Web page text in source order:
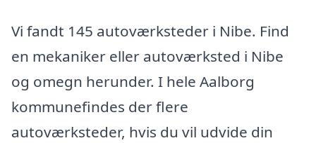
Vi fandt 145 autoværksteder i Nibe. Find
en mekaniker eller autoværksted i Nibe
og omegn herunder. I hele Aalborg
kommunefindes der flere
autoværksteder, hvis du vil udvide din